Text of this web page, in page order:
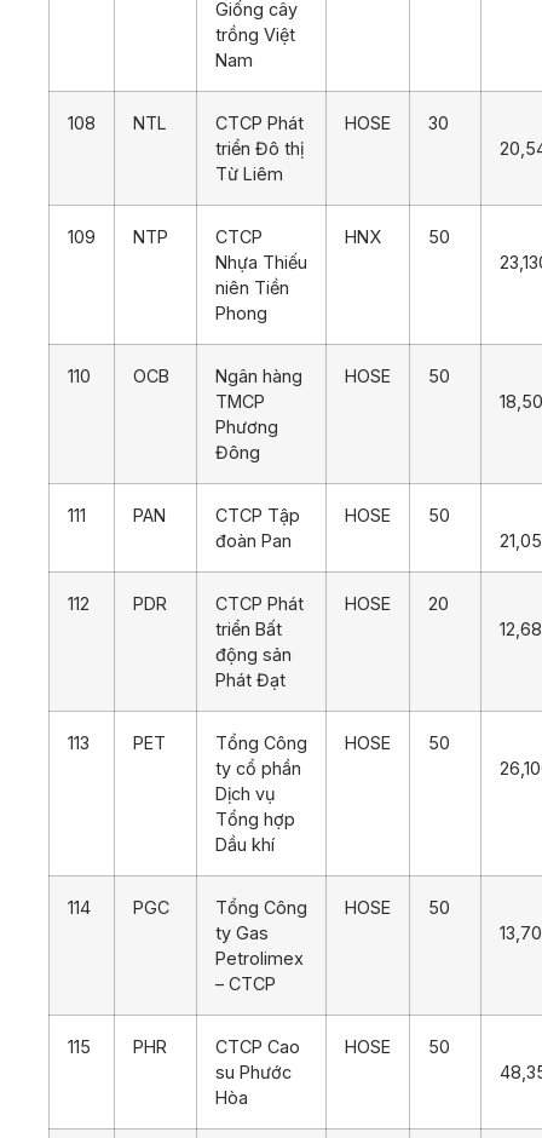
Giống cây
trồng Việt
Nam
108 NTL
CTCP Phát
triển Đô thị
Từ Liêm
HOSE
30
109 NTP
CTCP
Nhựa Thiếu
niên Tiền
Phong
HNX
50
110 OCB
Ngân hàng
TMCP
Phương
Đông
HOSE
50
111 PAN
CTCP Tập
đoàn Pan
HOSE
50
112 PDR
CTCP Phát
triển Bất
động sản
Phát Đạt
HOSE
20
113 PET
Tổng Công
ty cổ phần
Dịch vụ
Tổng hợp
Dầu khí
HOSE
50
114 PGC
Tổng Công
ty Gas
Petrolimex
– CTCP
HOSE
50
115 PHR
CTCP Cao
su Phước
Hòa
HOSE
50